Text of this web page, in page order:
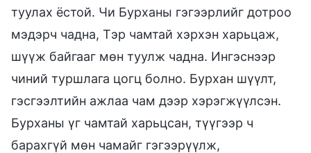
туулах ёстой. Чи Бурханы гэгээрлийг дотроо
мэдэрч чадна, Тэр чамтай хэрхэн харьцаж,
шүүж байгааг мөн туулж чадна. Ингэснээр
чиний туршлага цогц болно. Бурхан шүүлт,
гэсгээлтийн ажлаа чам дээр хэрэгжүүлсэн.
Бурханы үг чамтай харьцсан, түүгээр ч
барахгүй мөн чамайг гэгээрүүлж,